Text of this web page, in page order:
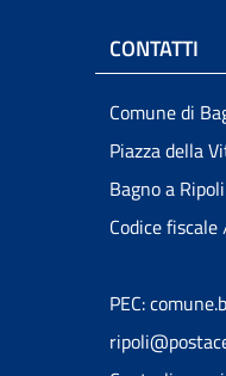
CONTATTI
Comune di
Piazza della
Bagno a Ripoli
Codice
PEC: